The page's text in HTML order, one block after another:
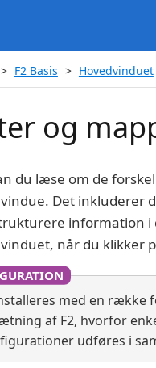
F2 Basis Hovedvinduet
og
du læse om de
Det inkluderer
information i
når du klikker
med en række
af F2, hvorfor
udføres i